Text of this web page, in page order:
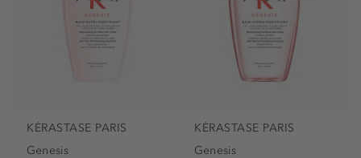
KÉRASTASE PARIS
Genesis
KÉRASTASE PARIS
Genesis